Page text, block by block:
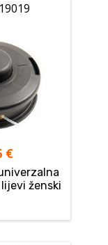
€
lijevi ženski